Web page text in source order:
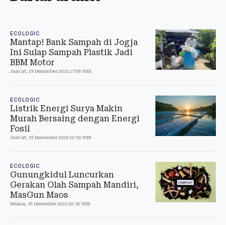
ECOLOGIC
Mantap! Bank Sampah di Jogja
Ini Sulap Sampah Plastik Jadi
BBM Motor
Jum'at, 19 Desember 2025 17:06 WIB
ECOLOGIC
Listrik Energi Surya Makin
Murah Bersaing dengan Energi
Fosil
Jum'at, 19 Desember 2025 10:52 WIB
ECOLOGIC
Gunungkidul Luncurkan
Gerakan Olah Sampah Mandiri,
MasGun Maos
Selasa, 16 Desember 2025 20:30 WIB